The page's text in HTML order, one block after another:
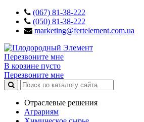
(067) 81-38-222
(050) 81-38-222
marketing@fertelement.com.ua
Перезвоните мне
В корзине пусто
Перезвоните мне
Отраслевые решения
Аграриям